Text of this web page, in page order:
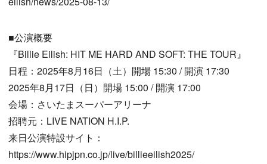
■公演概要
『Billie Eilish: HIT ME HARD AND SOFT: THE TOUR』
日程：2025年8月16日（土）開場 15:30 / 開演 17:30
2025年8月17日（日）開場 15:00 / 開演 17:00
会場：さいたまスーパーアリーナ
招聘元：LIVE NATION H.I.P.
来日公演特設サイト：
https://www.hipjpn.co.jp/live/billieeilish2025/